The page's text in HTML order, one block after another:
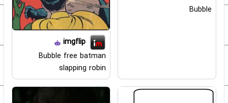
Bubble
imgflip
Bubble free batman
slapping robin